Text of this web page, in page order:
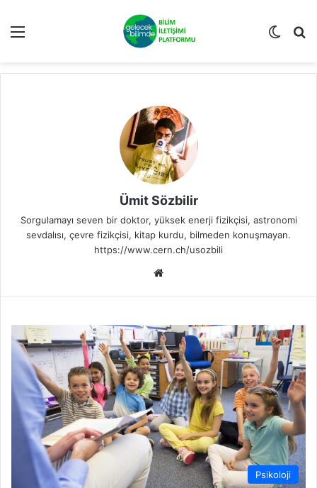
Dış
Ümit Sözbilir
Sorgulamayı seven bir doktor, yüksek enerji fizikçisi, astronomi
sevdalısı, çevre fizikçisi, kitap kurdu, bilmeden konuşmayan.
https://www.cern.ch/usozbili
esi
Psikoloji